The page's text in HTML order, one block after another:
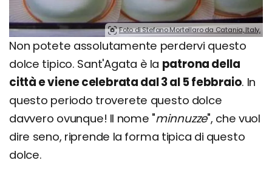
Foto di Stefano Mortellaro da Catania, Italy.
Non potete assolutamente perdervi questo
dolce tipico. Sant'Agata è la patrona della
città e viene celebrata dal 3 al 5 febbraio. In
questo periodo troverete questo dolce
davvero ovunque! Il nome "minnuzze", che vuol
dire seno, riprende la forma tipica di questo
dolce.